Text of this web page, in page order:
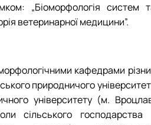
„Біоморфологія систем
ветеринарної медицини”.
кафедрами
природничого
університету (м.
сільського господарства